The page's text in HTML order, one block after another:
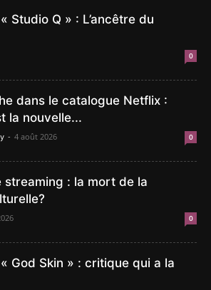
Studio Q » : L’ancêtre du
0
dans le catalogue Netflix :
la nouvelle...
- 4 août 2026 0
streaming : la mort de la
0
God Skin » : critique qui a la